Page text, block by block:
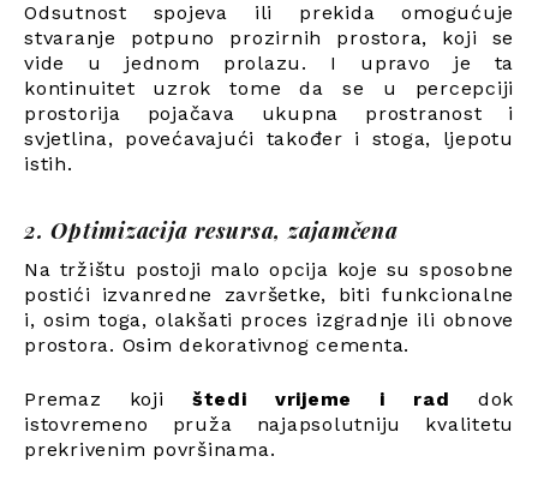
Odsutnost spojeva ili prekida omogućuje
stvaranje potpuno prozirnih prostora, koji se
vide u jednom prolazu. I upravo je ta
kontinuitet uzrok tome da se u percepciji
prostorija pojačava ukupna prostranost i
svjetlina, povećavajući također i stoga, ljepotu
istih.
2. Optimizacija resursa, zajamčena
Na tržištu postoji malo opcija koje su sposobne
postići izvanredne završetke, biti funkcionalne
i, osim toga, olakšati proces izgradnje ili obnove
prostora. Osim dekorativnog cementa.
Premaz koji štedi vrijeme i rad dok
istovremeno pruža najapsolutniju kvalitetu
prekrivenim površinama.